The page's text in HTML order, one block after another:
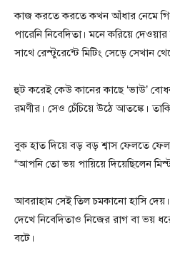
কাজ করতে করতে কখন আঁধার নেমে
পারেনি নিবেদিতা। মনে করিয়ে
সাথে রেস্টুরেন্টে মিটিং সেড়ে সেখান
হুট করেই কেউ কানের কাছে ‘ভাউ’
রমণীর। সেও চেঁচিয়ে উঠে আতঙ্কে।
বুক হাত দিয়ে বড় বড় শ্বাস ফেলতে
“আপনি তো ভয় পায়িয়ে দিয়েছিলেন
আবরাহাম সেই তিল চমকানো হাসি
দেখে নিবেদিতাও নিজের রাগ বা ভয়
বটে।